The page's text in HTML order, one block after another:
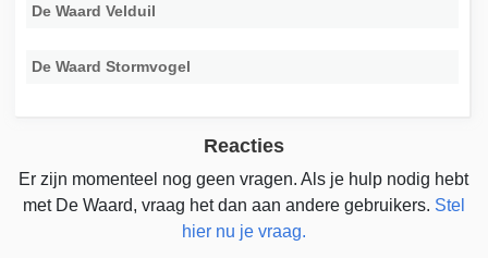
De Waard Velduil
De Waard Stormvogel
Reacties
Er zijn momenteel nog geen vragen. Als je hulp nodig hebt
met De Waard, vraag het dan aan andere gebruikers. Stel
hier nu je vraag.